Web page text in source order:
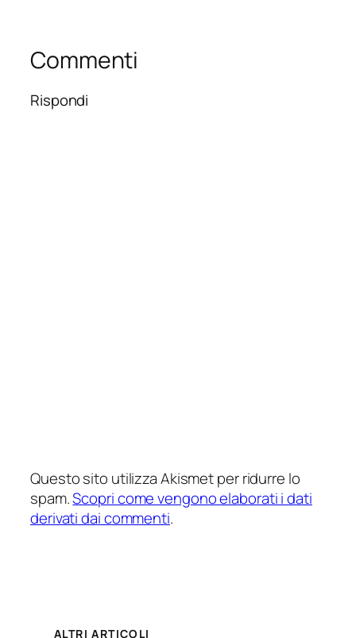
Commenti
Rispondi
Questo sito utilizza Akismet per ridurre lo
spam.Scopri come vengono elaborati i dati
derivati dai commenti.
ALTRI ARTICOLI